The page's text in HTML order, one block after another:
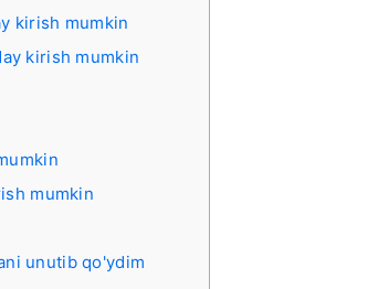
kirish mumkin
kirish mumkin
mumkin
unutib qo'ydim